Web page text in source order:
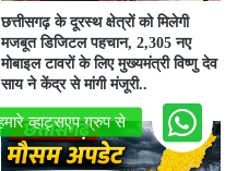
छत्तीसगढ़ के दूरस्थ क्षेत्रों को मिलेगी
मजबूत डिजिटल पहचान, 2,305 नए
मोबाइल टावरों के लिए मुख्यमंत्री विष्णु देव
साय ने केंद्र से मांगी मंजूरी..